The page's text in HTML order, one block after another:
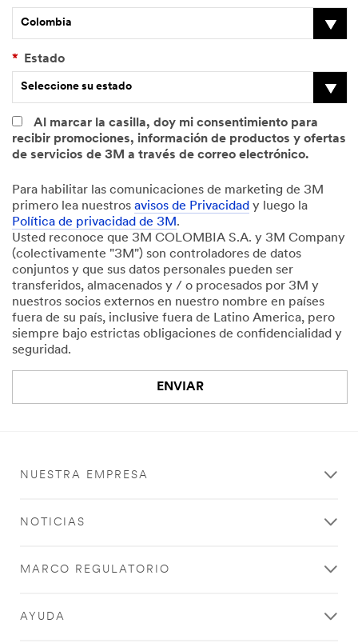
Colombia
* Estado
Seleccione su estado
Al marcar la casilla, doy mi consentimiento para
recibir promociones, información de productos y ofertas
de servicios de 3M a través de correo electrónico.
Para habilitar las comunicaciones de marketing de 3M
primero lea nuestros avisos de Privacidad y luego la
Política de privacidad de 3M.
Usted reconoce que 3M COLOMBIA S.A. y 3M Company
(colectivamente "3M") son controladores de datos
conjuntos y que sus datos personales pueden ser
transferidos, almacenados y / o procesados por 3M y
nuestros socios externos en nuestro nombre en países
fuera de su país, inclusive fuera de Latino America, pero
siempre bajo estrictas obligaciones de confidencialidad y
seguridad.
ENVIAR
Ha
error
envío.
inténtelo
formulario
enviado
NUESTRA EMPRESA
NOTICIAS
MARCO REGULATORIO
AYUDA